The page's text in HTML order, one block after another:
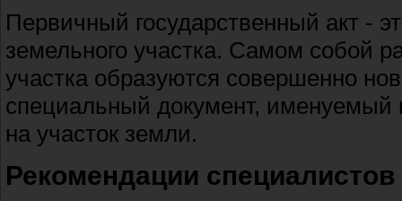
Первичный государственный акт -
земельного участка. Самом собой
участка образуются совершенно
специальный документ, именуемый
на участок земли.
Рекомендации специалистов